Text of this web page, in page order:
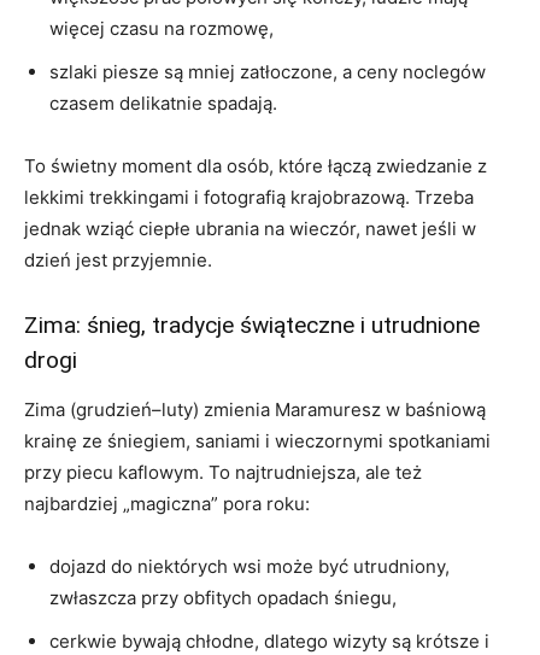
więcej czasu na rozmowę,
szlaki piesze są mniej zatłoczone, a ceny noclegów
czasem delikatnie spadają.
To świetny moment dla osób, które łączą zwiedzanie z
lekkimi trekkingami i fotografią krajobrazową. Trzeba
jednak wziąć ciepłe ubrania na wieczór, nawet jeśli w
dzień jest przyjemnie.
Zima: śnieg, tradycje świąteczne i utrudnione
drogi
Zima (grudzień–luty) zmienia Maramuresz w baśniową
krainę ze śniegiem, saniami i wieczornymi spotkaniami
przy piecu kaflowym. To najtrudniejsza, ale też
najbardziej „magiczna” pora roku:
dojazd do niektórych wsi może być utrudniony,
zwłaszcza przy obfitych opadach śniegu,
cerkwie bywają chłodne, dlatego wizyty są krótsze i